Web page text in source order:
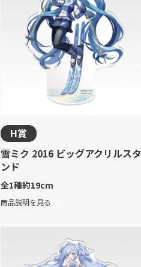
H賞
雪ミク 2016 ビッグアクリルスタ
ンド
全1種約19cm
商品説明を見る